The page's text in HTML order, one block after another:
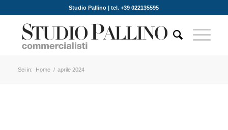
Studio Pallino | tel. +39 022135595
Sei in: Home / aprile 2024